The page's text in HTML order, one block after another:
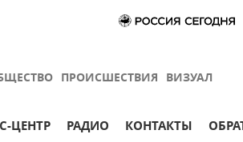
ПРОИСШЕСТВИЯ ВИЗУАЛ
ЦЕНТР РАДИО КОНТАКТЫ